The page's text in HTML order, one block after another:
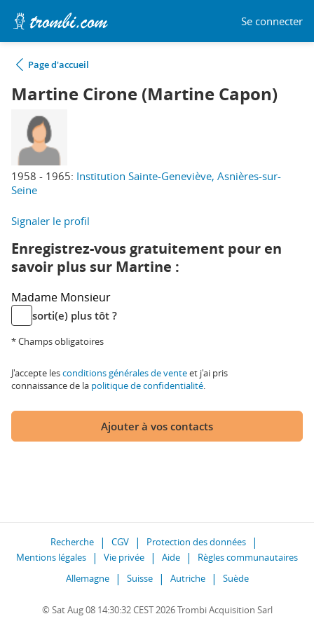
Se connecter
Page d'accueil
Martine Cirone (Martine Capon)
1958 - 1965: Institution Sainte-Geneviève, Asnières-sur-
Seine
Signaler le profil
Enregistrez-vous gratuitement pour en
savoir plus sur Martine :
Madame Monsieur
sorti(e) plus tôt ?
* Champs obligatoires
J'accepte lesconditions générales de venteet j'ai pris
connaissance de la politique de confidentialité.
Ajouter à vos contacts
Recherche CGV
Protection des données
Mentions légales
Vie privée Aide
Règles communautaires
Allemagne
Suisse Autriche Suède
© Sat Aug 08 14:30:32 CEST 2026 Trombi Acquisition Sarl